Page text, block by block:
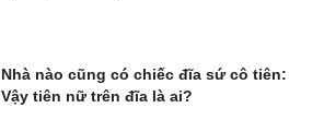
Nhà nào cũng có chiếc đĩa sứ cô tiên:
Vậy tiên nữ trên đĩa là ai?